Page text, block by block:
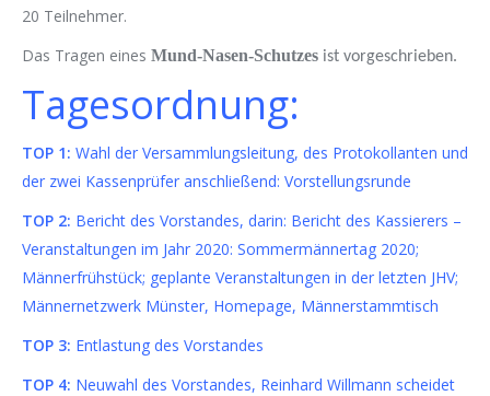
20 Teilnehmer.
Das Tragen eines Mund-Nasen-Schutzes ist vorgeschrieben.
Tagesordnung:
TOP 1: Wahl der Versammlungsleitung, des Protokollanten und
der zwei Kassenprüfer anschließend: Vorstellungsrunde
TOP 2: Bericht des Vorstandes, darin: Bericht des Kassierers –
Veranstaltungen im Jahr 2020: Sommermännertag 2020;
Männerfrühstück; geplante Veranstaltungen in der letzten JHV;
Männernetzwerk Münster, Homepage, Männerstammtisch
TOP 3: Entlastung des Vorstandes
TOP 4: Neuwahl des Vorstandes, Reinhard Willmann scheidet